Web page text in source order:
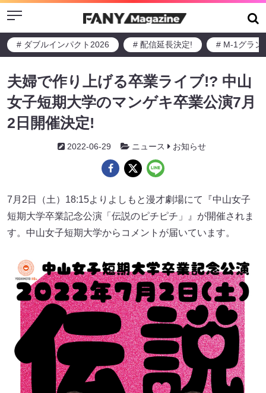
Menu
# ダブルインパクト2026 # 配信延長決定! # M-1グラン
夫婦で作り上げる卒業ライブ!? 中山
女子短期大学のマンゲキ卒業公演7月
2日開催決定!
2022-06-29 ニュース お知らせ
7月2日（土）18:15よりよしもと漫才劇場にて『中山女子
短期大学卒業記念公演「伝説のピチピチ」』が開催されま
す。中山女子短期大学からコメントが届いています。